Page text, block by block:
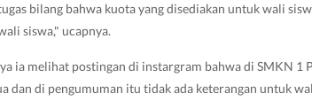
bilang bahwa kuota yang disediakan untuk wali
siswa," ucapnya.
ia melihat postingan di instargram bahwa di SMKN 1
dan di pengumuman itu tidak ada keterangan untuk